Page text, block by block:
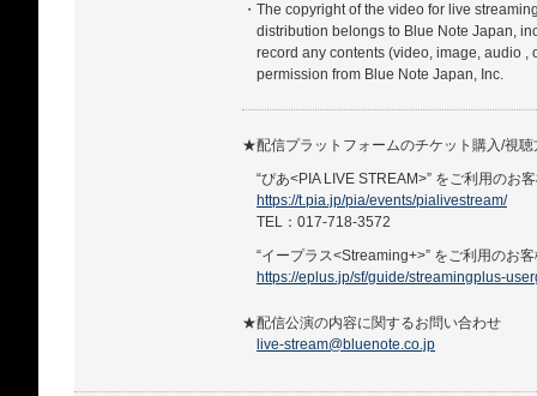
・The copyright of the video for live
distribution belongs to Blue Note Japan,
record any contents (video, image, audio
permission from Blue Note Japan, Inc.
★配信プラットフォームのチケット購入/視
“ぴあ<PIA LIVE STREAM>” をご利用のお
https://t.pia.jp/pia/events/pialivestream/
TEL：017-718-3572
“イープラス<Streaming+>” をご利用のお
https://eplus.jp/sf/guide/streamingplus-
★配信公演の内容に関するお問い合わせ
live-stream@bluenote.co.jp